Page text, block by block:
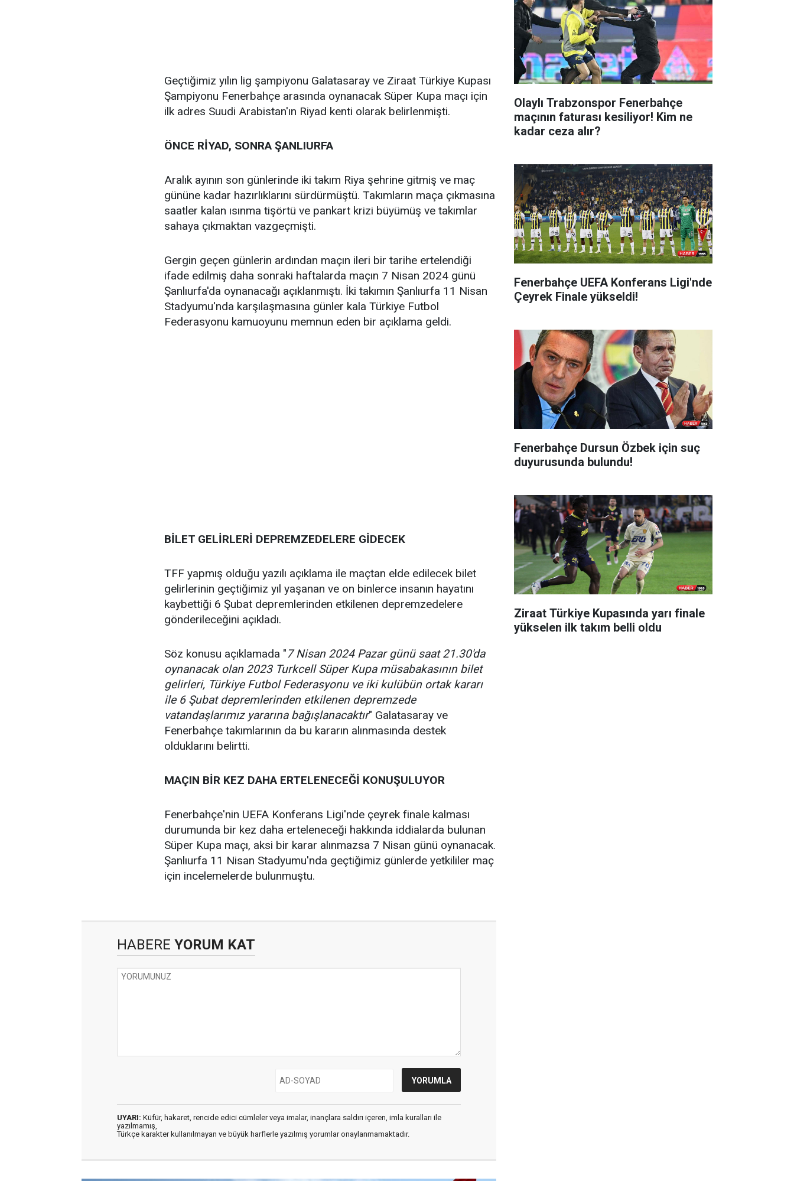
Geçtiğimiz yılın lig şampiyonu Galatasaray ve Ziraat Türkiye Kupası
Şampiyonu Fenerbahçe arasında oynanacak Süper Kupa maçı için
ilk adres Suudi Arabistan'ın Riyad kenti olarak belirlenmişti.
ÖNCE RİYAD, SONRA ŞANLIURFA
Aralık ayının son günlerinde iki takım Riya şehrine gitmiş ve maç
gününe kadar hazırlıklarını sürdürmüştü. Takımların maça çıkmasına
saatler kalan ısınma tişörtü ve pankart krizi büyümüş ve takımlar
sahaya çıkmaktan vazgeçmişti.
Gergin geçen günlerin ardından maçın ileri bir tarihe ertelendiği
ifade edilmiş daha sonraki haftalarda maçın 7 Nisan 2024 günü
Şanlıurfa'da oynanacağı açıklanmıştı. İki takımın Şanlıurfa 11 Nisan
Stadyumu'nda karşılaşmasına günler kala Türkiye Futbol
Federasyonu kamuoyunu memnun eden bir açıklama geldi.
BİLET GELİRLERİ DEPREMZEDELERE GİDECEK
TFF yapmış olduğu yazılı açıklama ile maçtan elde edilecek bilet
gelirlerinin geçtiğimiz yıl yaşanan ve on binlerce insanın hayatını
kaybettiği 6 Şubat depremlerinden etkilenen depremzedelere
gönderileceğini açıkladı.
Söz konusu açıklamada "7 Nisan 2024 Pazar günü saat 21.30'da
oynanacak olan 2023 Turkcell Süper Kupa müsabakasının bilet
gelirleri, Türkiye Futbol Federasyonu ve iki kulübün ortak kararı
ile 6 Şubat depremlerinden etkilenen depremzede
vatandaşlarımız yararına bağışlanacaktır" Galatasaray ve
Fenerbahçe takımlarının da bu kararın alınmasında destek
olduklarını belirtti.
MAÇIN BİR KEZ DAHA ERTELENECEĞİ KONUŞULUYOR
Fenerbahçe'nin UEFA Konferans Ligi'nde çeyrek finale kalması
durumunda bir kez daha erteleneceği hakkında iddialarda bulunan
Süper Kupa maçı, aksi bir karar alınmazsa 7 Nisan günü oynanacak.
Şanlıurfa 11 Nisan Stadyumu'nda geçtiğimiz günlerde yetkililer maç
için incelemelerde bulunmuştu.
HABERE YORUM KAT
UYARI: Küfür, hakaret, rencide edici cümleler veya imalar, inançlara saldırı içeren, imla kuralları ile
yazılmamış,
Türkçe karakter kullanılmayan ve büyük harflerle yazılmış yorumlar onaylanmamaktadır.
Olaylı Trabzonspor Fenerbahçe
maçının faturası kesiliyor! Kim ne
kadar ceza alır?
Fenerbahçe UEFA Konferans Ligi'nde
Çeyrek Finale yükseldi!
Fenerbahçe Dursun Özbek için suç
duyurusunda bulundu!
Ziraat Türkiye Kupasında yarı finale
yükselen ilk takım belli oldu